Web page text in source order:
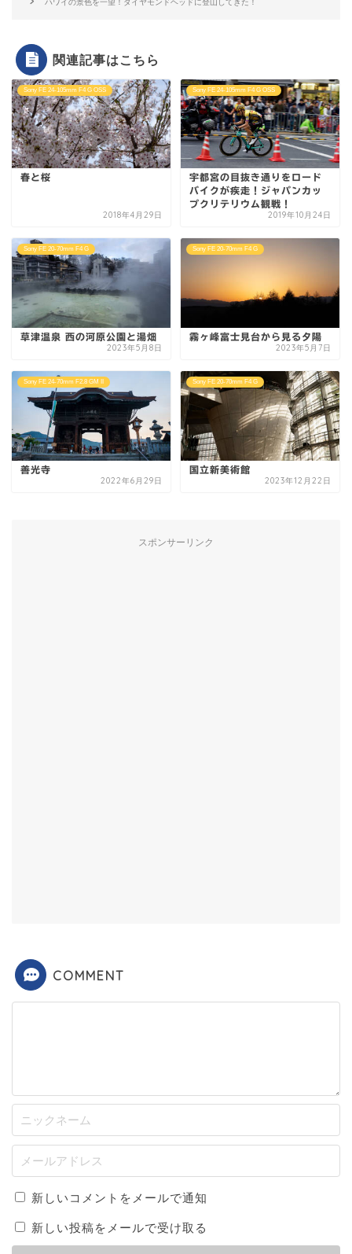
関連記事はこちら
Sony FE 24-105mm F4 G OSS
春と桜
2018年4月29日
Sony FE 24-105mm F4 G OSS
宇都宮の目抜き通りをロード
バイクが疾走！ジャパンカッ
プクリテリウム観戦！
2019年10月24日
Sony FE 20-70mm F4 G
草津温泉 西の河原公園と湯畑
2023年5月8日
Sony FE 20-70mm F4 G
霧ヶ峰富士見台から見る夕陽
2023年5月7日
Sony FE 24-70mm F2.8 GM II
善光寺
2022年6月29日
Sony FE 20-70mm F4 G
国立新美術館
2023年12月22日
スポンサーリンク
COMMENT
新しいコメントをメールで通知
新しい投稿をメールで受け取る